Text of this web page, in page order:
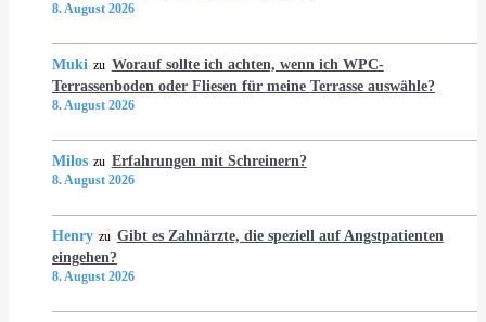
8. August 2026
Muki zu Worauf sollte ich achten, wenn ich WPC-
Terrassenboden oder Fliesen für meine Terrasse auswähle?
8. August 2026
Milos zu Erfahrungen mit Schreinern?
8. August 2026
Henry zu Gibt es Zahnärzte, die speziell auf Angstpatienten
eingehen?
8. August 2026